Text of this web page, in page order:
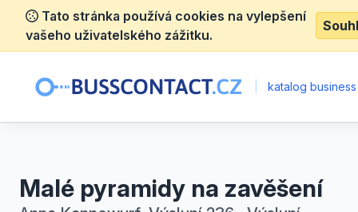
Tato stránka používá cookies na vylepšení
vašeho uživatelského zážitku.
katalog
Malé pyramidy na zavěšení